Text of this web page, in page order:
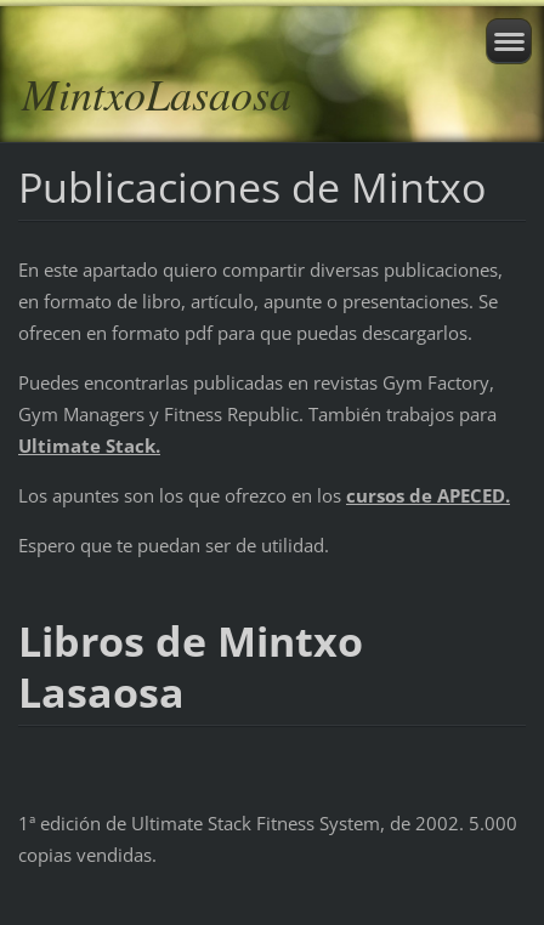
MintxoLasaosa
Publicaciones de Mintxo
En este apartado quiero compartir diversas publicaciones,
en formato de libro, artículo, apunte o presentaciones. Se
ofrecen en formato pdf para que puedas descargarlos.
Puedes encontrarlas publicadas en revistas Gym Factory,
Gym Managers y Fitness Republic. También trabajos para
Ultimate Stack.
Los apuntes son los que ofrezco en los cursos de APECED.
Espero que te puedan ser de utilidad.
Libros de Mintxo
Lasaosa
1ª edición de Ultimate Stack Fitness System, de 2002. 5.000
copias vendidas.